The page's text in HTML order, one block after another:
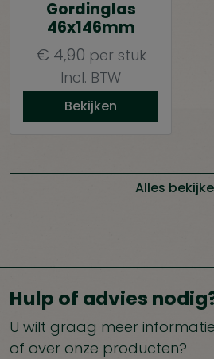
Gordinglas
46x146mm
€ 4,90 per stuk
Incl. BTW
Bekijken
Alles
Hulp of advies
U wilt graag meer
of over onze producten?